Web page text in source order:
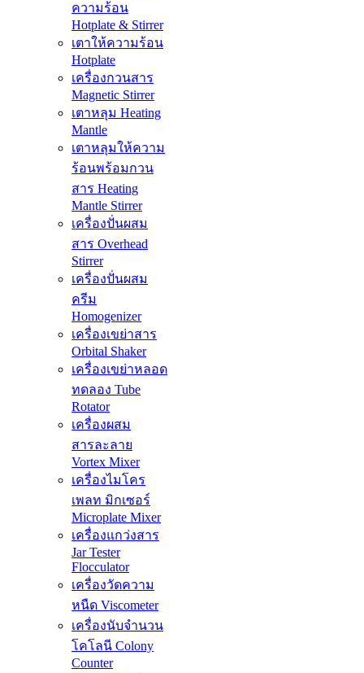
ความร้อน
Hotplate & Stirrer
เตาให้ความร้อน
Hotplate
เครื่องกวนสาร
Magnetic Stirrer
เตาหลุม Heating
Mantle
เตาหลุมให้ความ
ร้อนพร้อมกวน
สาร Heating
Mantle Stirrer
เครื่องปั่นผสม
สาร Overhead
Stirrer
เครื่องปั่นผสม
ครีม
Homogenizer
เครื่องเขย่าสาร
Orbital Shaker
เครื่องเขย่าหลอด
ทดลอง Tube
Rotator
เครื่องผสม
สารละลาย
Vortex Mixer
เครื่องไมโคร
เพลท มิกเซอร์
Microplate Mixer
เครื่องแกว่งสาร
Jar Tester
Flocculator
เครื่องวัดความ
หนืด Viscometer
เครื่องนับจำนวน
โคโลนี Colony
Counter